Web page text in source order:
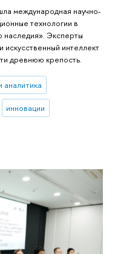
международная научно-
технологии в
наследия». Эксперты
искусственный интеллект
древнюю крепость.
аналитика
инновации